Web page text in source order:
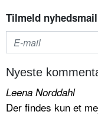
Tilmeld
Nyeste
Leena Norddahl
Der findes kun et